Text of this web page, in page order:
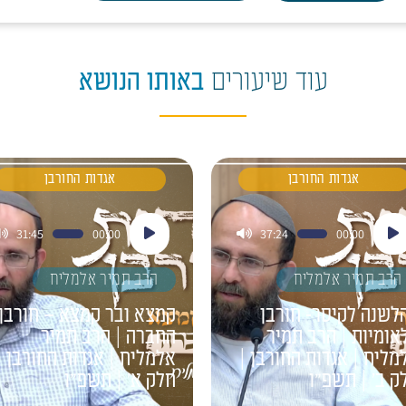
עוד שיעורים באותו הנושא
אגדות החורבן
00:00
37:24
הרב תמיר אלמליח
לקיסר- חורבן
| הרב תמיר
| אגדות החורבן |
ב' | תשפ"ו
אגדות החורבן
נגן
אודיו
00:00
31:45
הרב תמיר אלמליח
קמצא ובר קמצא –
החברה | הרב תמיר
אלמליח | אגדות
חלק א' | תשפ"ו